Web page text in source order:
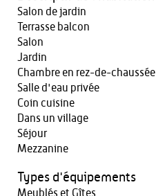
Salon de jardin
Terrasse balcon
Salon
Jardin
Chambre en rez-de-chaussée
Salle d'eau privée
Coin cuisine
Dans un village
Séjour
Mezzanine
Types d'équipements
Meublés et Gîtes